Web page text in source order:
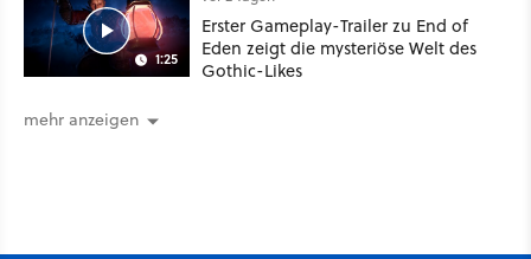
1:25
Erster Gameplay-Trailer zu End of
Eden zeigt die mysteriöse Welt des
Gothic-Likes
mehr anzeigen